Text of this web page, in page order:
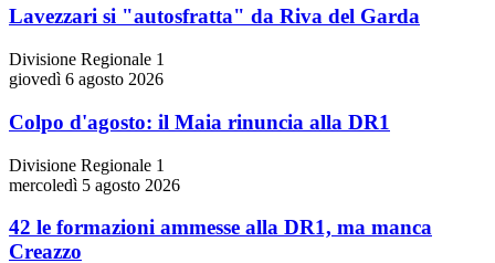
Lavezzari si "autosfratta" da Riva del Garda
Divisione Regionale 1
giovedì 6 agosto 2026
Colpo d'agosto: il Maia rinuncia alla DR1
Divisione Regionale 1
mercoledì 5 agosto 2026
42 le formazioni ammesse alla DR1, ma manca
Creazzo